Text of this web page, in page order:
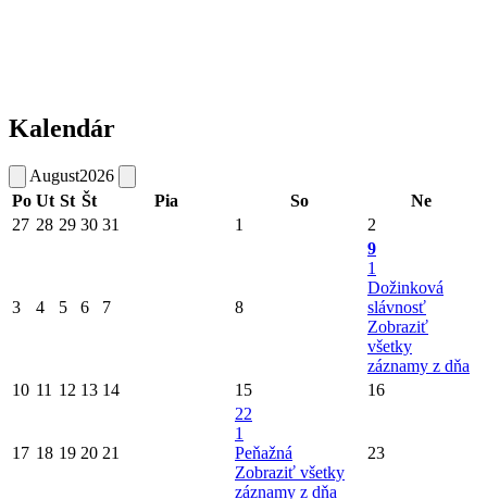
Kalendár
August2026
Po Ut St Št Pia So
Ne
27 28 29 30 31 1 2
3 4 5 6 7 8
9
1
Dožinková
slávnosť
Zobraziť
všetky
záznamy z dňa
10 11 12 13 14 15 16
17 18 19 20 21
22
1
Peňažná
Zobraziť všetky
záznamy z dňa
23